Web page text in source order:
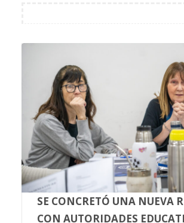
SE CONCRETÓ UNA NUEVA
CON AUTORIDADES